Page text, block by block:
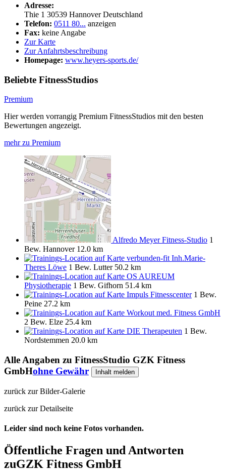
Adresse:
Thie 1 30539 Hannover Deutschland
Telefon: 0511 80... anzeigen
Fax: keine Angabe
Zur Karte
Zur Anfahrtsbeschreibung
Homepage: www.heyers-sports.de/
Beliebte FitnessStudios
Premium
Hier werden vorrangig Premium FitnessStudios mit den besten
Bewertungen angezeigt.
mehr zu Premium
Alfredo Meyer Fitness-Studio 1
Bew. Hannover 12.0 km
verbunden-fit Inh.Marie-
Theres Löwe 1 Bew. Lutter 50.2 km
OS AUREUM
Physiotherapie 1 Bew. Gifhorn 51.4 km
Impuls Fitnesscenter 1 Bew.
Peine 27.2 km
Workout med. Fitness GmbH
2 Bew. Elze 25.4 km
DIE Therapeuten 1 Bew.
Nordstemmen 20.0 km
Alle Angaben zu FitnessStudio GZK Fitness
GmbHohne Gewähr Inhalt melden
zurück zur Bilder-Galerie
zurück zur Detailseite
Leider sind noch keine Fotos vorhanden.
Öffentliche Fragen und Antworten
zuGZK Fitness GmbH